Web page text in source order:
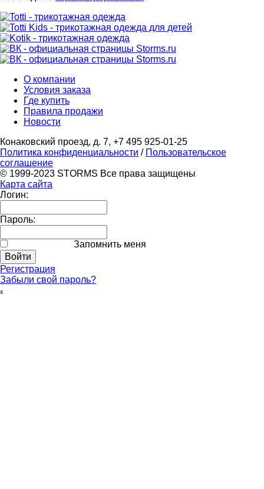
О компании
Условия заказа
Где купить
Правила продажи
Новости
Конаковский проезд, д. 7, +7 495 925-01-25
Политика конфиденциальности / Пользовательское
соглашение
© 1999-2023 STORMS Все права защищены
Карта сайта
Логин:
Пароль:
Запомнить меня
Регистрация
Забыли свой пароль?
ₓ